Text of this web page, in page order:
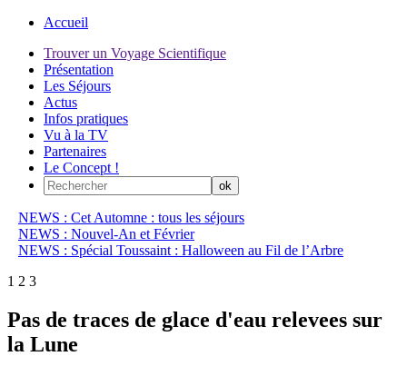
Accueil
Trouver un Voyage Scientifique
Présentation
Les Séjours
Actus
Infos pratiques
Vu à la TV
Partenaires
Le Concept !
NEWS : Cet Automne : tous les séjours
NEWS : Nouvel-An et Février
NEWS : Spécial Toussaint : Halloween au Fil de l’Arbre
1 2 3
Pas de traces de glace d'eau relevees sur
la Lune